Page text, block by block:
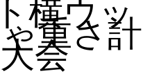
横ウ
重さ
大会